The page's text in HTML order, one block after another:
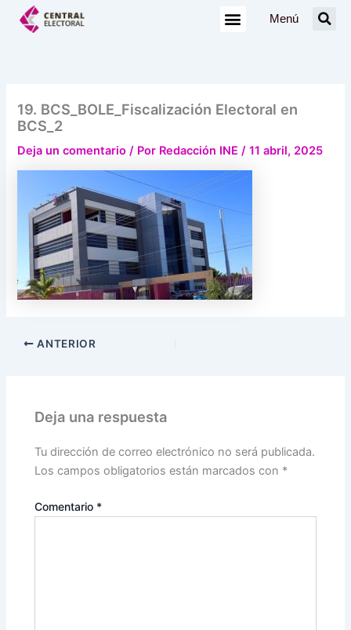
Menú
19. BCS_BOLE_Fiscalización Electoral en
BCS_2
Deja un comentario / Por Redacción INE/11 abril, 2025
ANTERIOR
Deja una respuesta
Tu dirección de correo electrónico no será publicada.
Los campos obligatorios están marcados con *
Comentario *